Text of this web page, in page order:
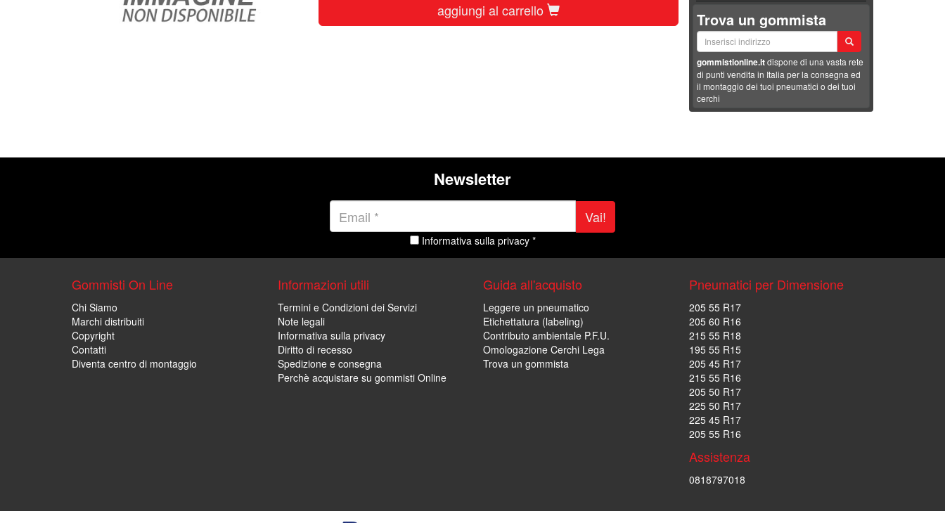
aggiungi al carrello Trova un gommista
gommistionline.itdispone di una vasta rete
di punti vendita in Italia per la consegna ed
il montaggio dei tuoi pneumatici o dei tuoi
cerchi
Newsletter
Vai!
Informativa sulla privacy *
Gommisti On Line
Chi Siamo
Marchi distribuiti
Copyright
Contatti
Diventa centro di montaggio
Informazioni utili
Termini e Condizioni dei Servizi
Note legali
Informativa sulla privacy
Diritto di recesso
Spedizione e consegna
Perchè acquistare su gommisti Online
Guida all'acquisto
Leggere un pneumatico
Etichettatura (labeling)
Contributo ambientale P.F.U.
Omologazione Cerchi Lega
Trova un gommista
Pneumatici per Dimensione
205 55 R17
205 60 R16
215 55 R18
195 55 R15
205 45 R17
215 55 R16
205 50 R17
225 50 R17
225 45 R17
205 55 R16
Assistenza
0818797018